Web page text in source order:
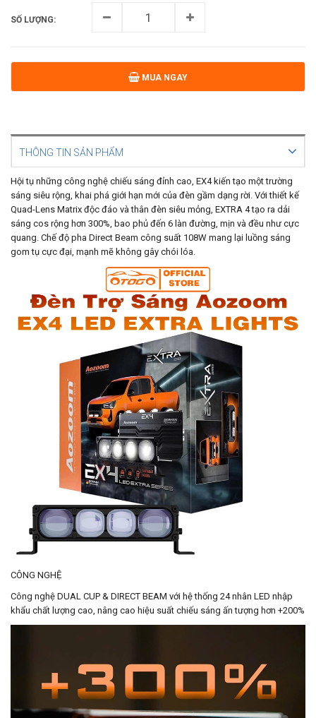
SỐ LƯỢNG:
MUA NGAY
THÔNG TIN SẢN PHẨM
Hội tụ những công nghệ chiếu sáng đỉnh cao, EX4 kiến tạo một trường
sáng siêu rộng, khai phá giới hạn mới của đèn gầm dạng rời. Với thiết kế
Quad-Lens Matrix độc đáo và thân đèn siêu mỏng, EXTRA 4 tạo ra dải
sáng cos rộng hơn 300%, bao phủ đến 6 làn đường, mịn và đều như cực
quang. Chế độ pha Direct Beam công suất 108W mang lại luồng sáng
gom tụ cực đại, mạnh mẽ không gây chói lóa.
CÔNG NGHỆ
Công nghệ DUAL CUP & DIRECT BEAM với hệ thống 24 nhân LED nhập
khẩu chất lượng cao, nâng cao hiệu suất chiếu sáng ấn tượng hơn +200%